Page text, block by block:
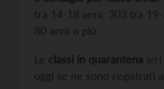
tra 14-18 anni; 303 tra
80 anni o più.
Le classi in quarantena
oggi se ne sono registrati